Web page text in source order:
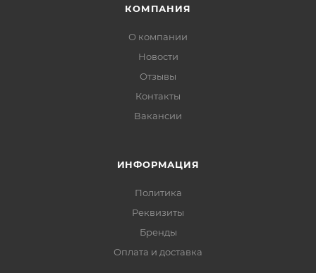
КОМПАНИЯ
О компании
Новости
Отзывы
Контакты
Вакансии
ИНФОРМАЦИЯ
Политика
Реквизиты
Бренды
Оплата и доставка